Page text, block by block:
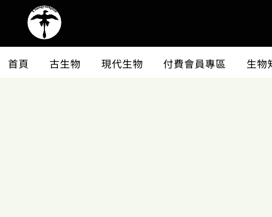
首頁 古生物 現代生物 付費會員專區 生物